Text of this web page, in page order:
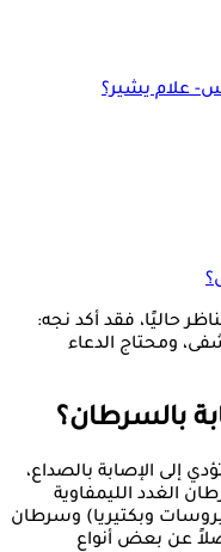
علام يشير؟
حاليًا، فقد أكد نجه:
ومحتاج الدعاء
بالسرطان؟
إلى الإصابة بالصداع،
الغدد الليمفاوية
وبكتيريا) وسرطان
فضلاً عن بعض أنواع